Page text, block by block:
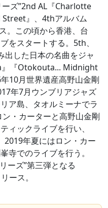
ーズ”2nd AL『Charlotte
』、4thアルバム
。この頃から香港、台
をスタートする。5th、
出した日本の名曲をジャ
』『Otokouta... Midnight
10月世界遺産高野山金剛
年7月ウンブリアジャズ
ア島、タオルミーナでラ
・カーターと高野山金剛
ィックライブを行い、
年夏にはロン・カー
寺でのライブを行う。
ーズ”第三弾となる
ース。